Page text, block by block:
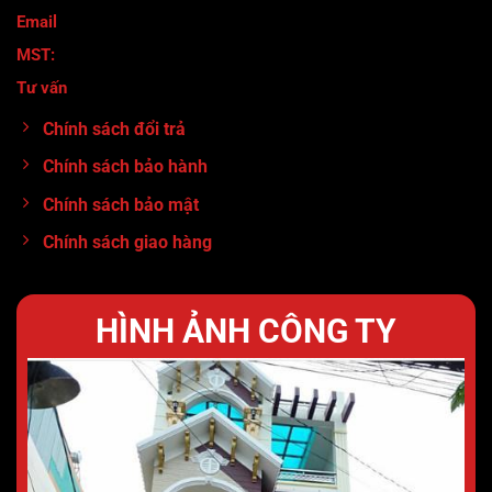
Email
MST:
Tư vấn
Chính sách đổi trả
Chính sách bảo hành
Chính sách bảo mật
Chính sách giao hàng
HÌNH ẢNH CÔNG TY